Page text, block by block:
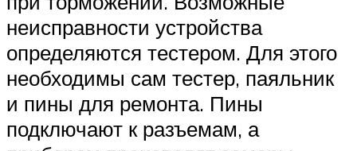
неисправности устройства
определяются тестером. Для этого
необходимы сам тестер, паяльник
и пины для ремонта. Пины
подключают к разъемам, а